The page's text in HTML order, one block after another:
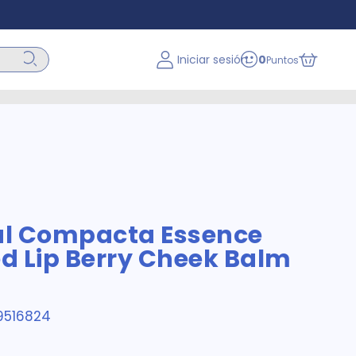
Iniciar sesión 0Puntos
Compacta Essence
Lip Berry Cheek Balm